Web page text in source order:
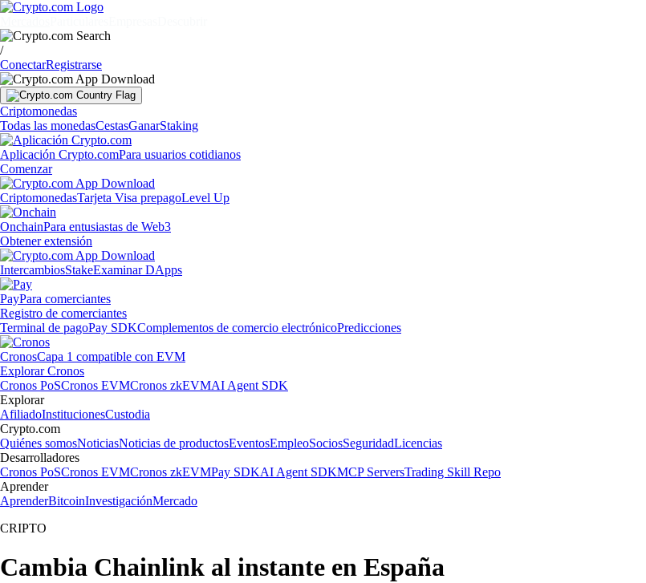
/
ConectarRegistrarse
Criptomonedas
Todas las monedasCestasGanarStaking
Aplicación Crypto.comPara usuarios cotidianos
Comenzar
CriptomonedasTarjeta Visa prepagoLevel Up
OnchainPara entusiastas de Web3
Obtener extensión
IntercambiosStakeExaminar DApps
PayPara comerciantes
Registro de comerciantes
Terminal de pagoPay SDKComplementos de comercio electrónicoPredicciones
CronosCapa 1 compatible con EVM
Explorar Cronos
Cronos PoSCronos EVMCronos zkEVMAI Agent SDK
Explorar
AfiliadoInstitucionesCustodia
Crypto.com
Quiénes somosNoticiasNoticias de productosEventosEmpleoSociosSeguridadLicencias
Desarrolladores
Cronos PoSCronos EVMCronos zkEVMPay SDKAI Agent SDKMCP ServersTrading Skill Repo
Aprender
AprenderBitcoinInvestigaciónMercado
CRIPTO
Cambia Chainlink al instante en España